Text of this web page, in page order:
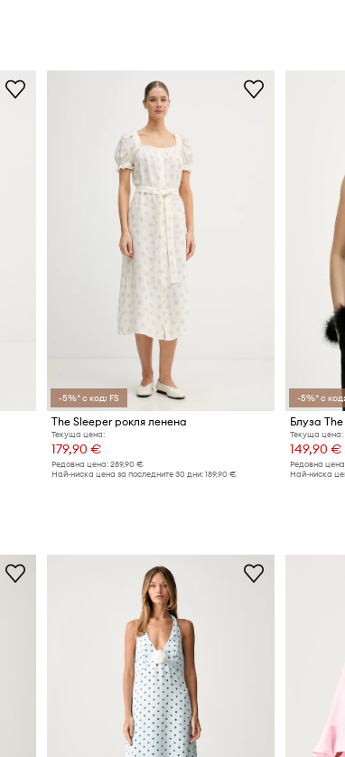
-5%* с код: FS
The Sleeper рокля ленена
Текуща цена:
179,90 €
Редовна цена: 289,90 €
Най-ниска цена за последните 30 дни: 189,90 €
-5%* с
Блуза
Текуща цена:
149,90 €
Редовна
Най-ниска